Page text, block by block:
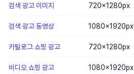
검색 광고 이미지 720×1280px
검색 광고 동영상 1080×1920px
카탈로그 쇼핑 광고 720×1280px
비디오 쇼핑 광고 1080×1920px